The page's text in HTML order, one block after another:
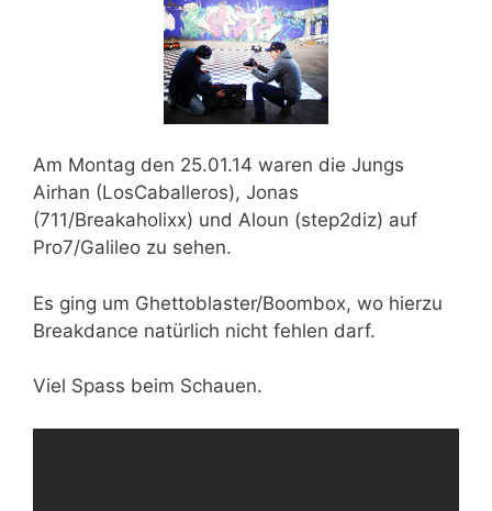
Am Montag den 25.01.14 waren die Jungs
Airhan (LosCaballeros), Jonas
(711/Breakaholixx) und Aloun (step2diz) auf
Pro7/Galileo zu sehen.
Es ging um Ghettoblaster/Boombox, wo hierzu
Breakdance natürlich nicht fehlen darf.
Viel Spass beim Schauen.